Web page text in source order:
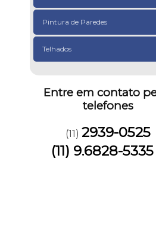
Pintura de Paredes
Telhados
Entre em contato
telefones
(11) 2939-0525
(11) 9.6828-5335